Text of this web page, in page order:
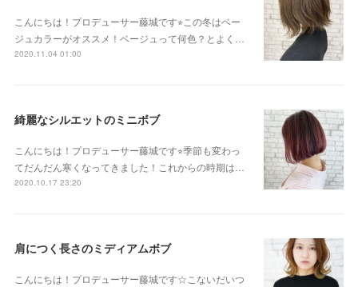
こんにちは！プロデューサー藤城です⭐︎この冬はベー
ジュカラーがオススメ！ベージュって何色？とよく…
2020.11.04 01:00
綺麗なシルエットのミニボブ
こんにちは！プロデューサー藤城です⭐︎季節も変わっ
てだんだん寒くなってきました！これからの時期は…
2020.10.17 23:20
肩につく長さのミディアムボブ
こんにちは！プロデューサー藤城です☆こないだいつ